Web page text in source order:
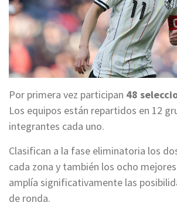
Por primera vez participan 48
Los equipos están repartidos en 12
integrantes cada uno.
Clasifican a la fase eliminatoria los
cada zona y también los ocho
amplía significativamente las
de ronda.